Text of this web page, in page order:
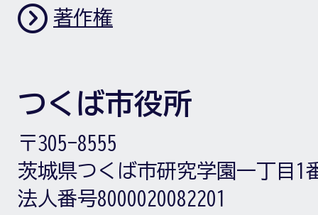
著作権
つくば市役所
〒305-8555
茨城県つくば市研究学園一丁目1
法人番号8000020082201